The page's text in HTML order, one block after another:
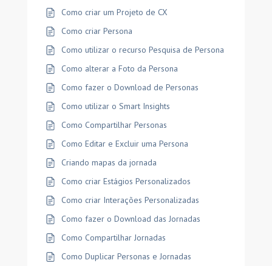
Como criar um Projeto de CX
Como criar Persona
Como utilizar o recurso Pesquisa de Persona
Como alterar a Foto da Persona
Como fazer o Download de Personas
Como utilizar o Smart Insights
Como Compartilhar Personas
Como Editar e Excluir uma Persona
Criando mapas da jornada
Como criar Estágios Personalizados
Como criar Interações Personalizadas
Como fazer o Download das Jornadas
Como Compartilhar Jornadas
Como Duplicar Personas e Jornadas